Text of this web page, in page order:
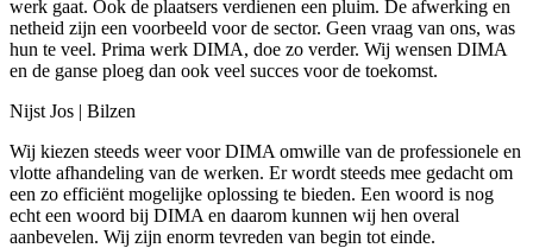
werk gaat. Ook de plaatsers verdienen een pluim. De afwerking en
netheid zijn een voorbeeld voor de sector. Geen vraag van ons, was
hun te veel. Prima werk DIMA, doe zo verder. Wij wensen DIMA
en de ganse ploeg dan ook veel succes voor de toekomst.
Nijst Jos | Bilzen
Wij kiezen steeds weer voor DIMA omwille van de professionele en
vlotte afhandeling van de werken. Er wordt steeds mee gedacht om
een zo efficiënt mogelijke oplossing te bieden. Een woord is nog
echt een woord bij DIMA en daarom kunnen wij hen overal
aanbevelen. Wij zijn enorm tevreden van begin tot einde.